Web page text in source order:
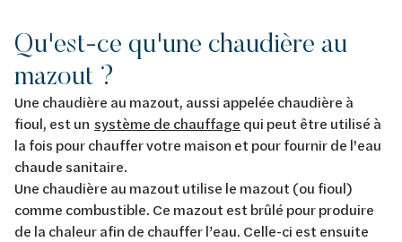
Qu'est-ce qu'une chaudière au
mazout ?
Une chaudière au mazout, aussi appelée chaudière à
fioul, est un système de chauffage qui peut être utilisé à
la fois pour chauffer votre maison et pour fournir de l'eau
chaude sanitaire.
Une chaudière au mazout utilise le mazout (ou fioul)
comme combustible. Ce mazout est brûlé pour produire
de la chaleur afin de chauffer l’eau. Celle-ci est ensuite